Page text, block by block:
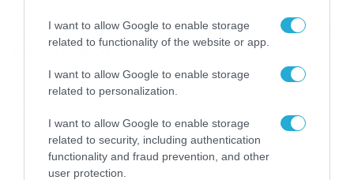
I want to allow Google to enable storage
related to functionality of the website or app.
I want to allow Google to enable storage
related to personalization.
I want to allow Google to enable storage
related to security, including authentication
functionality and fraud prevention, and other
user protection.
Λεβαντόφσκι: «Αφιερωμένο στον πατέρα
μου» (video)
Αποκάλυψη από τον Ρόμπερτ Λεβαντόφσκι γιατί
πανηγύρισε το γκολ που πέτυχε σε βάρος της πρώην
Μπουντεσλίγκα. Ο Πολωνός διεθνής επιθετικός πέτυχε
το πρώτο γκολ της Μπάγερν στο νικηφόρο 2-1 επί της
Ντόρτμουντ και υποστηρίζει ότι ο πανηγυρισμός του
δεν έχει να κάνει με έλλειψη σεβασμό απέναντι στην